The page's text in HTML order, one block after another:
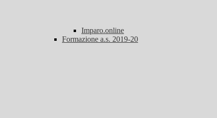
Imparo.online
Formazione a.s. 2019-20